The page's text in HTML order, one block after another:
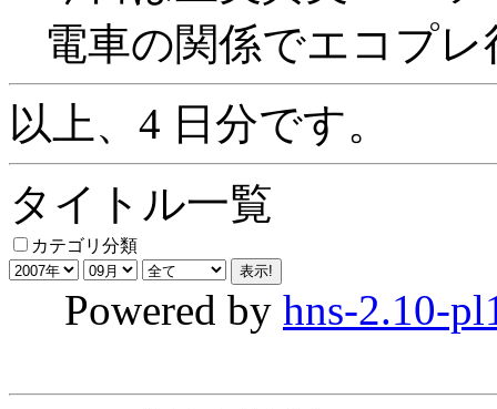
電車の関係でエコプ
以上、4 日分です。
タイトル一覧
カテゴリ分類
Powered by hns-2.10-